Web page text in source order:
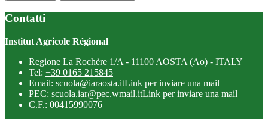
Contatti
Institut Agricole Régional
Regione La Rochère 1/A - 11100 AOSTA (Ao) - ITALY
Tel: +39 0165 215845
Email: scuola@iaraosta.itLink per inviare una mail
PEC: scuola.iar@pec.wmail.itLink per inviare una mail
C.F.: 00415990076